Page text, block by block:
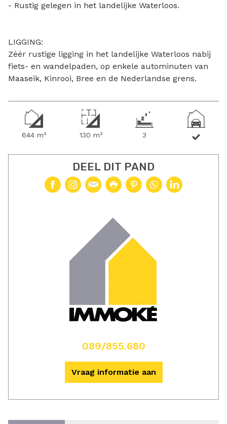
- Rustig gelegen in het landelijke Waterloos.
LIGGING:
Zéér rustige ligging in het landelijke Waterloos nabij
fiets- en wandelpaden, op enkele autominuten van
Maaseik, Kinrooi, Bree en de Nederlandse grens.
644 m² 130 m² 3
DEEL DIT PAND
089/855.680
Vraag informatie aan